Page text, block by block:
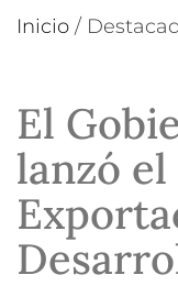
Inicio /
El
lanzó el